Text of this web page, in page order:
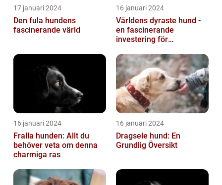
17 januari 2024
Den fula hundens
fascinerande värld
16 januari 2024
Världens dyraste hund -
en fascinerande
investering för
16 januari 2024
Fralla hunden: Allt du
behöver veta om denna
charmiga ras
16 januari 2024
Dragsele hund: En
Grundlig Översikt